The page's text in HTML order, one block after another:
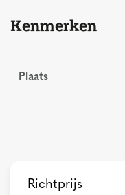
Kenmerken
Plaats
Richtprijs